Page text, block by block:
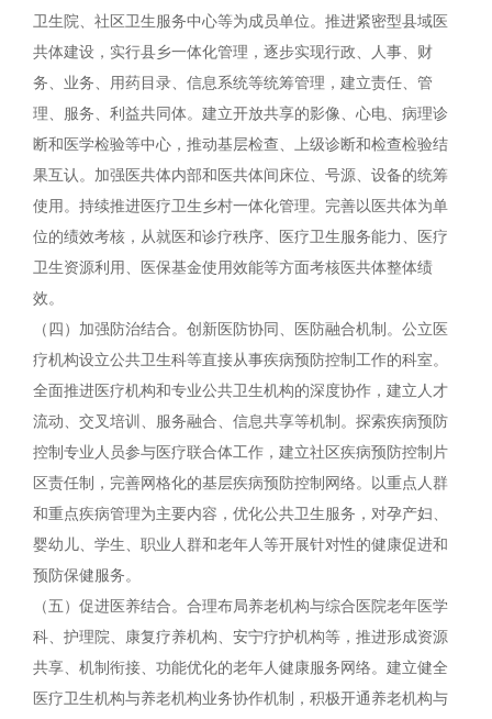
卫生院、社区卫生服务中心等为成员单位。推进紧密型县域医
共体建设，实行县乡一体化管理，逐步实现行政、人事、财
务、业务、用药目录、信息系统等统筹管理，建立责任、管
理、服务、利益共同体。建立开放共享的影像、心电、病理诊
断和医学检验等中心，推动基层检查、上级诊断和检查检验结
果互认。加强医共体内部和医共体间床位、号源、设备的统筹
使用。持续推进医疗卫生乡村一体化管理。完善以医共体为单
位的绩效考核，从就医和诊疗秩序、医疗卫生服务能力、医疗
卫生资源利用、医保基金使用效能等方面考核医共体整体绩
效。
（四）加强防治结合。创新医防协同、医防融合机制。公立医
疗机构设立公共卫生科等直接从事疾病预防控制工作的科室。
全面推进医疗机构和专业公共卫生机构的深度协作，建立人才
流动、交叉培训、服务融合、信息共享等机制。探索疾病预防
控制专业人员参与医疗联合体工作，建立社区疾病预防控制片
区责任制，完善网格化的基层疾病预防控制网络。以重点人群
和重点疾病管理为主要内容，优化公共卫生服务，对孕产妇、
婴幼儿、学生、职业人群和老年人等开展针对性的健康促进和
预防保健服务。
（五）促进医养结合。合理布局养老机构与综合医院老年医学
科、护理院、康复疗养机构、安宁疗护机构等，推进形成资源
共享、机制衔接、功能优化的老年人健康服务网络。建立健全
医疗卫生机构与养老机构业务协作机制，积极开通养老机构与